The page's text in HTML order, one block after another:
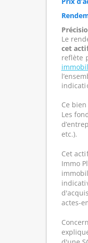
Le
cet
reflète
Ce
Les
etc.).
Cet
Immo
actes-